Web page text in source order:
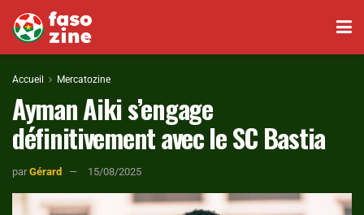
Accueil Mercatozine
Ayman Aiki s’engage
définitivement avec le SC Bastia
par Gérard 15/08/2025